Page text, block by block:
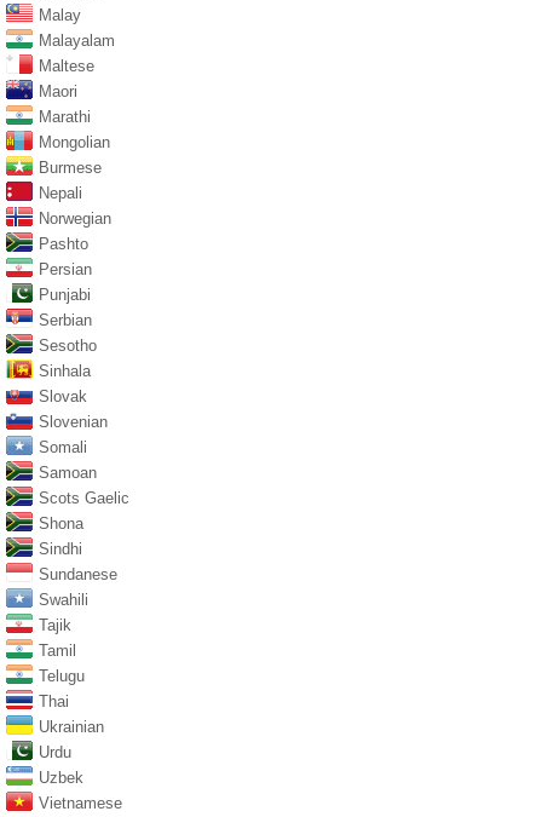
Malay
Malayalam
Maltese
Maori
Marathi
Mongolian
Burmese
Nepali
Norwegian
Pashto
Persian
Punjabi
Serbian
Sesotho
Sinhala
Slovak
Slovenian
Somali
Samoan
Scots Gaelic
Shona
Sindhi
Sundanese
Swahili
Tajik
Tamil
Telugu
Thai
Ukrainian
Urdu
Uzbek
Vietnamese